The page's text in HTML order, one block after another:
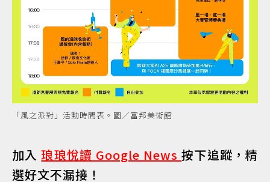
「風之派對」活動時間表。圖／富邦美術館
加入琅琅悅讀 Google News按下追蹤，精
選好文不漏接！